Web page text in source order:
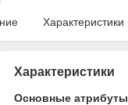
Характеристики
Характеристики
Основные атрибуты